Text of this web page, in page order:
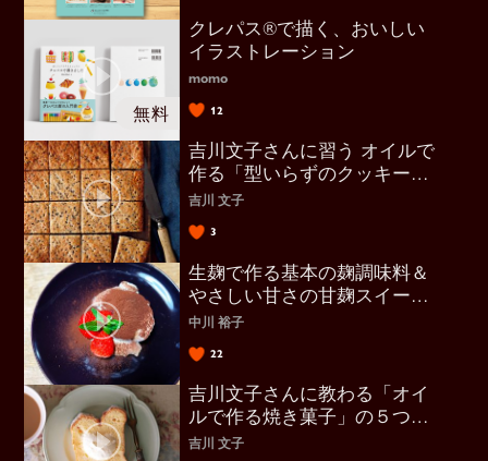
クレパス®で描く、おいしい
イラストレーション
momo
12
吉川文子さんに習う オイルで
作る「型いらずのクッキー＆
タルト」
吉川 文子
3
生麹で作る基本の麹調味料＆
やさしい甘さの甘麹スイーツ
レッスン
中川 裕子
22
吉川文子さんに教わる「オイ
ルで作る焼き菓子」の５つの
コツ
吉川 文子